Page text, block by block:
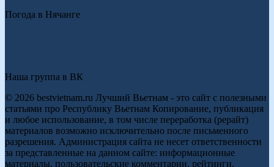
Погода в Нячанге
Наша группа в ВК
© 2026 bestvietnam.ru Лучший Вьетнам - это сайт с полезными
статьями про Республику Вьетнам Копирование, публикация
и любое использование, в том числе переработка (рерайт)
материалов возможно исключительно после письменного
разрешения. Администрация сайта не несет ответственности
за представленные на данном сайте: информационные
материалы, пользовательские комментарии, рейтинги,